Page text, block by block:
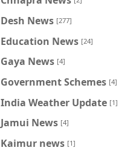
Desh News [277]
Education News [24]
Gaya News [4]
Government Schemes [4]
India Weather Update [1]
Jamui News [4]
Kaimur news [1]